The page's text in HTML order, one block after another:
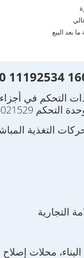
بعد البيع
في أجزاء
غيار آلات البناء
المباشرة
محلات إصلاح